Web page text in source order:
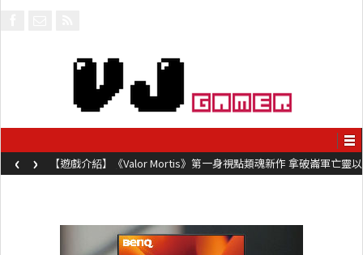
【遊戲介紹】《Valor Mortis》第一身視點類魂新作 拿破崙軍亡靈以
槍械劍與魔法殺敵
‹ ›